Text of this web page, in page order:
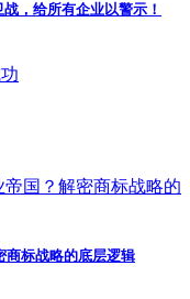
，给所有企业以警示！
商标战略的底层逻辑